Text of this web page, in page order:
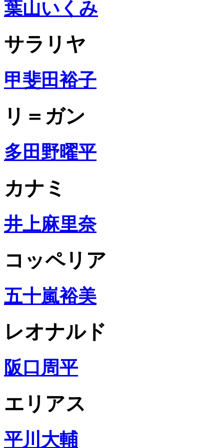
葉山いくみ
サラリヤ
甲斐田裕子
リ＝ガン
多田野曜平
カナミ
井上麻里奈
コッペリア
五十嵐裕美
レオナルド
阪口周平
エリアス
平川大輔